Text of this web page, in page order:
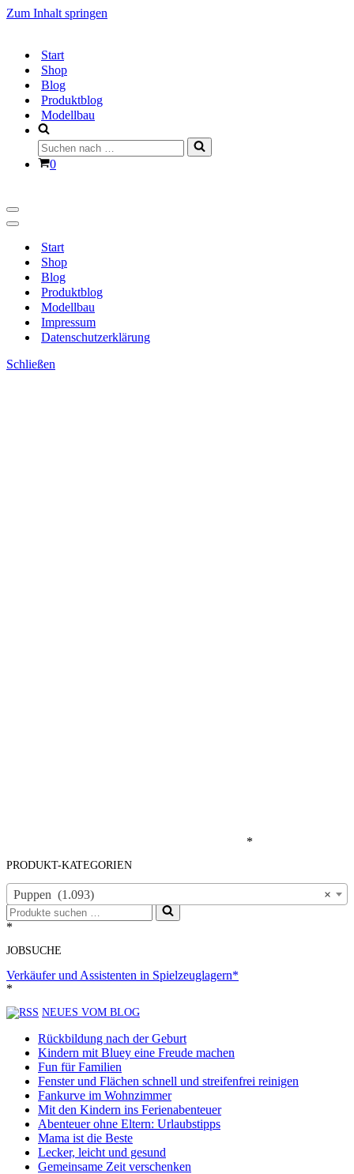
Zum Inhalt springen
Start
Shop
Blog
Produktblog
Modellbau
Suchen
nach …
Warenkorb
0
Navigationsmenü
Navigationsmenü
Start
Shop
Blog
Produktblog
Modellbau
Impressum
Datenschutzerklärung
Schließen
*
PRODUKT-KATEGORIEN
×
Puppen (1.093)
Suchen
nach …
*
JOBSUCHE
Verkäufer und Assistenten in Spielzeuglagern*
*
NEUES VOM BLOG
Rückbildung nach der Geburt
Kindern mit Bluey eine Freude machen
Fun für Familien
Fenster und Flächen schnell und streifenfrei reinigen
Fankurve im Wohnzimmer
Mit den Kindern ins Ferienabenteuer
Abenteuer ohne Eltern: Urlaubstipps
Mama ist die Beste
Lecker, leicht und gesund
Gemeinsame Zeit verschenken